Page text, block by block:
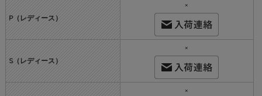
P（レディース）
×
S（レディース）
×
×